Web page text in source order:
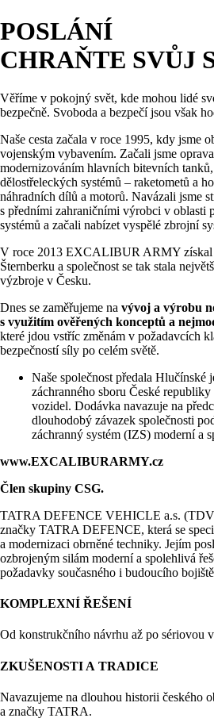
POSLÁNÍ
CHRAŇTE SVŮJ
Věříme v pokojný svět, kde mohou lidé
bezpečně. Svoboda a bezpečí jsou však
Naše cesta začala v roce 1995, kdy jsme
vojenským vybavením. Začali jsme
modernizováním hlavních bitevních
dělostřeleckých systémů – raketometů a
náhradních dílů a motorů. Navázali jsme
s předními zahraničními výrobci v oblasti
systémů a začali nabízet vyspělé zbrojní
V roce 2013 EXCALIBUR ARMY získal
Šternberku a společnost se tak stala
výzbroje v Česku.
Dnes se zaměřujeme na vývoj a výrobu
s využitím ověřených konceptů a
které jdou vstříc změnám v požadavcích
bezpečností síly po celém světě.
Naše společnost předala Hlučínské
záchranného sboru České
vozidel. Dodávka navazuje na
dlouhodobý závazek společnosti
záchranný systém (IZS) moderní a
www.EXCALIBURARMY.cz
Člen skupiny CSG.
TATRA DEFENCE VEHICLE a.s.
značky TATRA DEFENCE, která se
a modernizaci obrněné techniky. Jejím
ozbrojeným silám moderní a spolehlivá
požadavky současného i budoucího
KOMPLEXNÍ ŘEŠENÍ
Od konstrukčního návrhu až po sériovou
ZKUŠENOSTI A TRADICE
Navazujeme na dlouhou historii českého
a značky TATRA.